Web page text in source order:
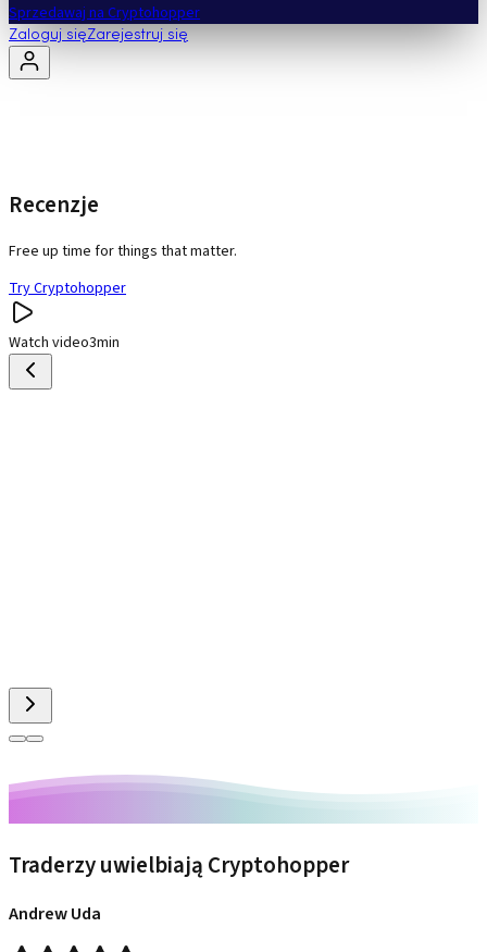
Sprzedawaj na Cryptohopper
Zaloguj sięZarejestruj się
Recenzje
Free up time for things that matter.
Try Cryptohopper
Watch video3min
Traderzy uwielbiają Cryptohopper
Andrew Uda